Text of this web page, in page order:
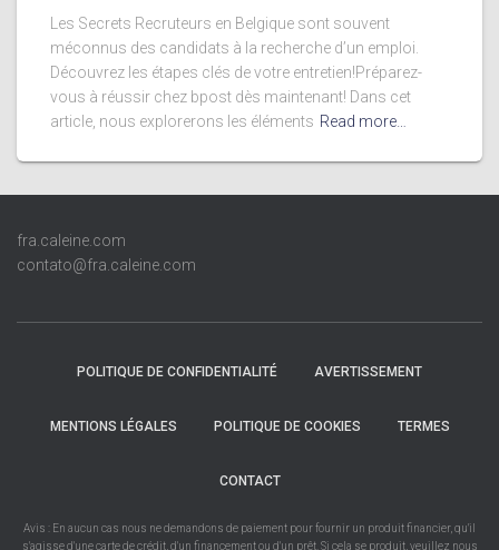
Les Secrets Recruteurs en Belgique sont souvent
méconnus des candidats à la recherche d’un emploi.
Découvrez les étapes clés de votre entretien!Préparez-
vous à réussir chez bpost dès maintenant! Dans cet
article, nous explorerons les éléments Read more…
fra.caleine.com
contato@fra.caleine.com
POLITIQUE DE CONFIDENTIALITÉ AVERTISSEMENT
MENTIONS LÉGALES POLITIQUE DE COOKIES TERMES
CONTACT
Avis : En aucun cas nous ne demandons de paiement pour fournir un produit financier, qu'il
s'agisse d'une carte de crédit, d'un financement ou d'un prêt. Si cela se produit, veuillez nous